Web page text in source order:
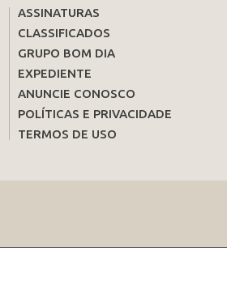
ASSINATURAS
CLASSIFICADOS
GRUPO BOM DIA
EXPEDIENTE
ANUNCIE CONOSCO
POLÍTICAS E PRIVACIDADE
TERMOS DE USO